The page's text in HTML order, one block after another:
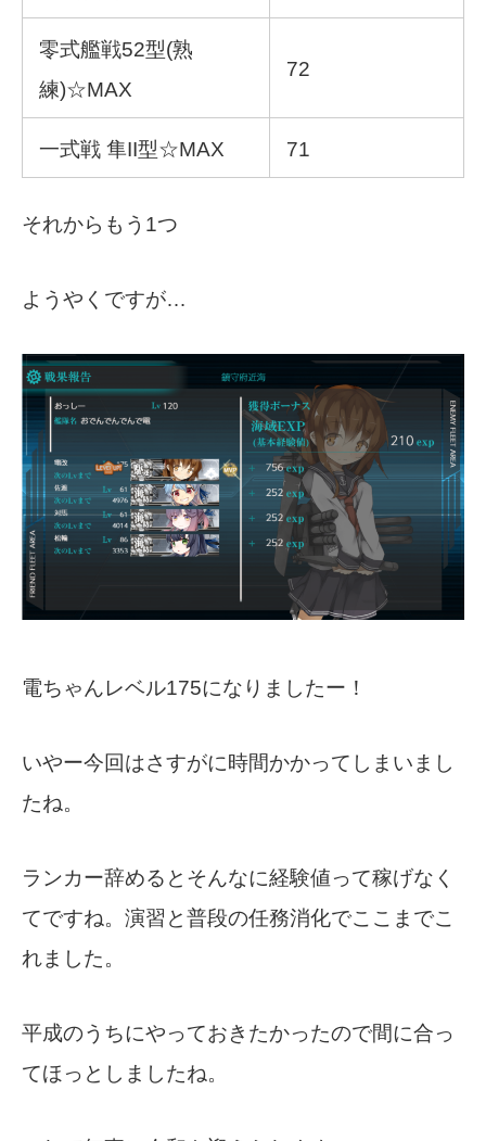
零式艦戦52型(熟
練)☆MAX
72
一式戦 隼II型☆MAX 71
それからもう1つ
ようやくですが…
電ちゃんレベル175になりましたー！
いやー今回はさすがに時間かかってしまいまし
たね。
ランカー辞めるとそんなに経験値って稼げなく
てですね。演習と普段の任務消化でここまでこ
れました。
平成のうちにやっておきたかったので間に合っ
てほっとしましたね。